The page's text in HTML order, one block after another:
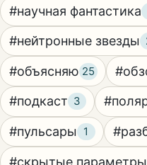
#научная фантастика
#нейтронные звезды
#объясняю 25
#подкаст 3
#пульсары 1
#скрытые параметры